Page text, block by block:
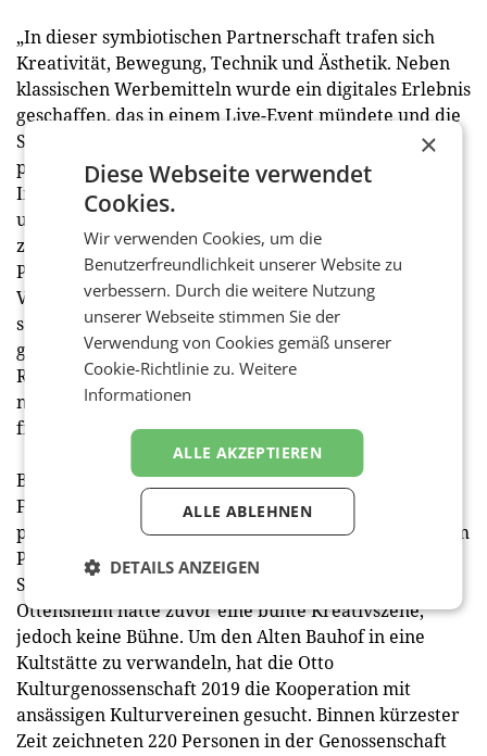
„In dieser symbiotischen Partnerschaft trafen sich
Kreativität, Bewegung, Technik und Ästhetik. Neben
klassischen Werbemitteln wurde ein digitales Erlebnis
geschaffen, das in einem Live-Event mündete und die
Stärken der Partner Renault & ImPulsTanz perfekt
präsentierte“, betont Karl Regensburger, Intendant
ImPulsTanz Festival. Die entstandene Synergie
unterstreicht auch die Jury-Begründung: „Ein
zeitgemäßer Idealfall von Sponsoring ist eine
Partnerschaft, bei der das Verbindende im
Vordergrund steht und gemeinsame Kreativität
schürt. Renault und das ImPulsTanz Festival haben
genau solch eine künstlerisch exzellente Kooperation
Realität werden lassen. Beide Marken konnten so
nachhaltig gefördert und gleichzeitig Kultur
finanziert werden.“
Beim Award „Small but smArt“ für die beste
Fundraising-Aktion einer kleinen Kulturinitiative
punktete die Otto Kulturgenossenschaft, die mit ihrem
Projekt den Alten Bauhof in Ottensheim, OÖ, zu einer
Spielstätte für Kunst und Kultur verwandelt hat.
Ottensheim hatte zuvor eine bunte Kreativszene,
jedoch keine Bühne. Um den Alten Bauhof in eine
Kultstätte zu verwandeln, hat die Otto
Kulturgenossenschaft 2019 die Kooperation mit
ansässigen Kulturvereinen gesucht. Binnen kürzester
Zeit zeichneten 220 Personen in der Genossenschaft
×
Diese Webseite verwendet
Cookies.
Wir verwenden Cookies, um die
Benutzerfreundlichkeit unserer Website zu
verbessern. Durch die weitere Nutzung
unserer Webseite stimmen Sie der
Verwendung von Cookies gemäß unserer
Cookie-Richtlinie zu.Weitere
Informationen
ALLE AKZEPTIEREN
ALLE ABLEHNEN
DETAILS ANZEIGEN